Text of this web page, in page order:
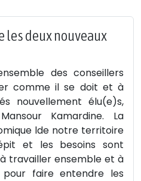
les deux nouveaux
des conseillers
comme il se doit et à
nouvellement élu(e)s,
Kamardine. La
lde notre territoire
et les besoins sont
travailler ensemble et à
pour faire entendre les